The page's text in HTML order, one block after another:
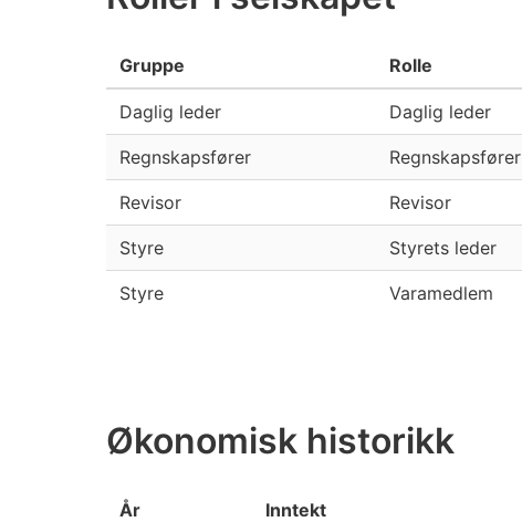
Gruppe Rolle
Daglig leder Daglig leder
Regnskapsfører Regnskapsfører
Revisor Revisor
Styre Styrets leder
Styre Varamedlem
Økonomisk historikk
År Inntekt